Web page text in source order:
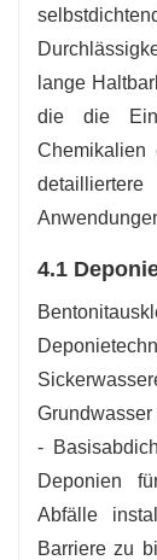
lange
die die
Chemikalien
4.1
Grundwasser
-
Deponien
Abfälle
Barriere zu